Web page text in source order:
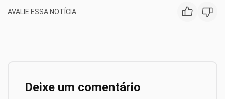
AVALIE ESSA NOTÍCIA
Deixe um comentário